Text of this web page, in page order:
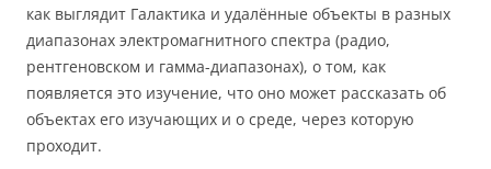
как выглядит Галактика и удалённые объекты в разных
диапазонах электромагнитного спектра (радио,
рентгеновском и гамма-диапазонах), о том, как
появляется это изучение, что оно может рассказать об
объектах его изучающих и о среде, через которую
проходит.